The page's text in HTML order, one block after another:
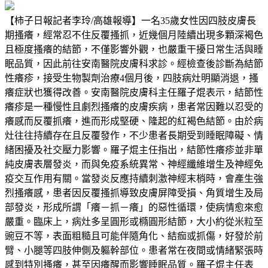
【柿子日報記者李玲/高雄報導】一名35歲女性因四肢皮膚長
期搔癢，經常忍不住反覆搔抓，近幾個月陸續出現多顆深褐色
且極度搔癢的結節，不僅影響外觀，也嚴重干擾日常生活與睡
眠品質，因此前往安南醫院皮膚科求診。經檢查後診斷為結節
性癢疹，接受生物製劑治療4個月後，四肢病灶明顯消退，搔
癢症狀也獲得改善。安南醫院皮膚科主任羅子焜表示，結節性
癢疹是一種慢性且劇烈搔癢的皮膚疾病，患者常因難以忍受的
癢感而反覆抓癢，進而形成堅硬、隆起的紅褐色結節。由於病
灶往往持續存在且反覆發作，不少患者長期受到睡眠障礙、情
緒困擾及社交壓力影響。羅子焜主任指出，結節性癢疹並非單
純皮膚表層發炎，而與免疫系統異常、神經纖維增生及神經免
疫交互作用有關。當發炎反應持續刺激神經末梢時，會產生強
烈搔癢感，患者因反覆搔抓導致皮膚屏障受損、角質增生及局
部發炎，形成所謂「癢－抓－癢」的惡性循環，使病情愈來愈
嚴重。臨床上，病灶多呈圓形或橢圓形結節，大小約從米粒至
豌豆不等，表面粗糙且可能伴隨角化、結痂或抓傷，好發於前
臂、小腿等四肢伸側及軀幹部位。患者常在夜間或情緒緊張時
感到特別搔癢，甚至因癢醒而影響睡眠品質。羅子焜主任表